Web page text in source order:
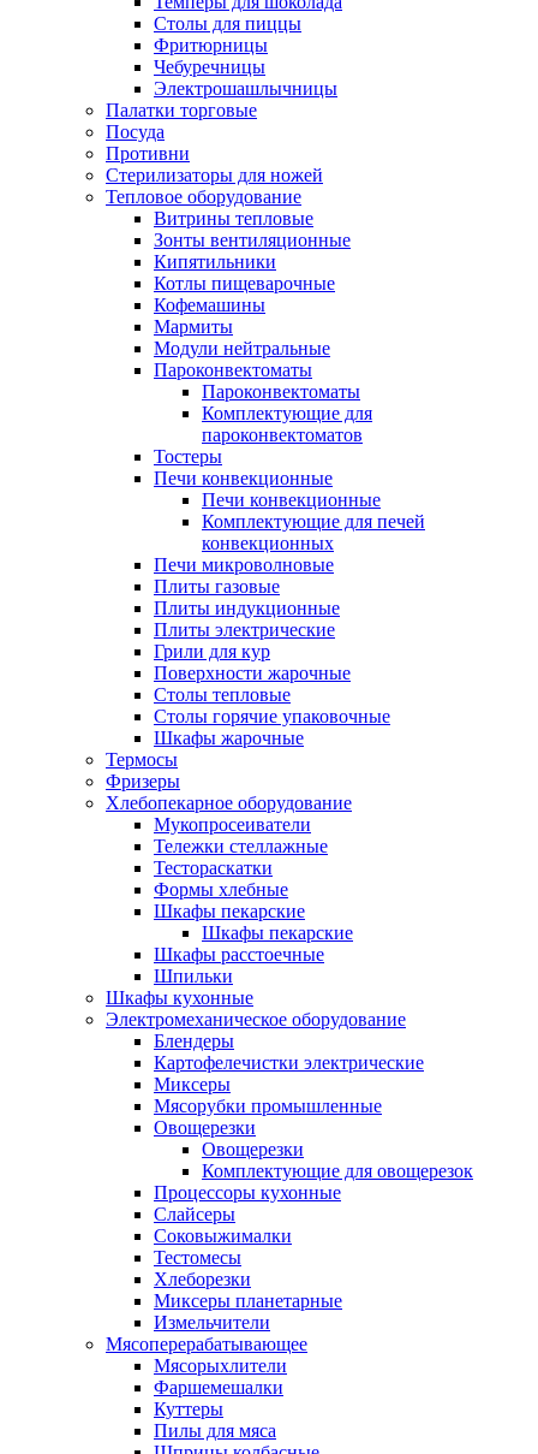
Столы для пиццы
Фритюрницы
Чебуречницы
Электрошашлычницы
Палатки торговые
Посуда
Противни
Стерилизаторы для ножей
Тепловое оборудование
Витрины тепловые
Зонты вентиляционные
Кипятильники
Котлы пищеварочные
Кофемашины
Мармиты
Модули нейтральные
Пароконвектоматы
Пароконвектоматы
Комплектующие для
пароконвектоматов
Тостеры
Печи конвекционные
Печи конвекционные
Комплектующие для печей
конвекционных
Печи микроволновые
Плиты газовые
Плиты индукционные
Плиты электрические
Грили для кур
Поверхности жарочные
Столы тепловые
Столы горячие упаковочные
Шкафы жарочные
Термосы
Фризеры
Хлебопекарное оборудование
Мукопросеиватели
Тележки стеллажные
Тестораскатки
Формы хлебные
Шкафы пекарские
Шкафы пекарские
Шкафы расстоечные
Шпильки
Шкафы кухонные
Электромеханическое оборудование
Блендеры
Картофелечистки электрические
Миксеры
Мясорубки промышленные
Овощерезки
Овощерезки
Комплектующие для овощерезок
Процессоры кухонные
Слайсеры
Соковыжималки
Тестомесы
Хлеборезки
Миксеры планетарные
Измельчители
Мясоперерабатывающее
Мясорыхлители
Фаршемешалки
Куттеры
Пилы для мяса